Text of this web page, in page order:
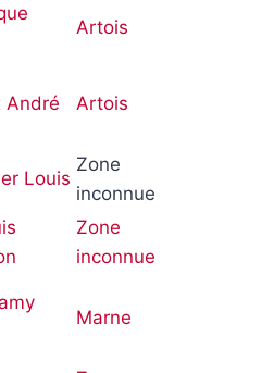
Artois
André Artois
Louis
Zone
inconnue
Zone
inconnue
Marne